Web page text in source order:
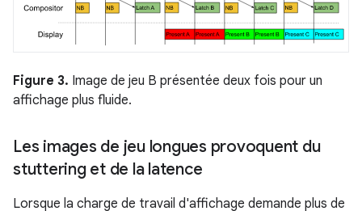
Figure 3. Image de jeu B présentée deux fois pour un
affichage plus fluide.
Les images de jeu longues provoquent du
stuttering et de la latence
Lorsque la charge de travail d'affichage demande plus de